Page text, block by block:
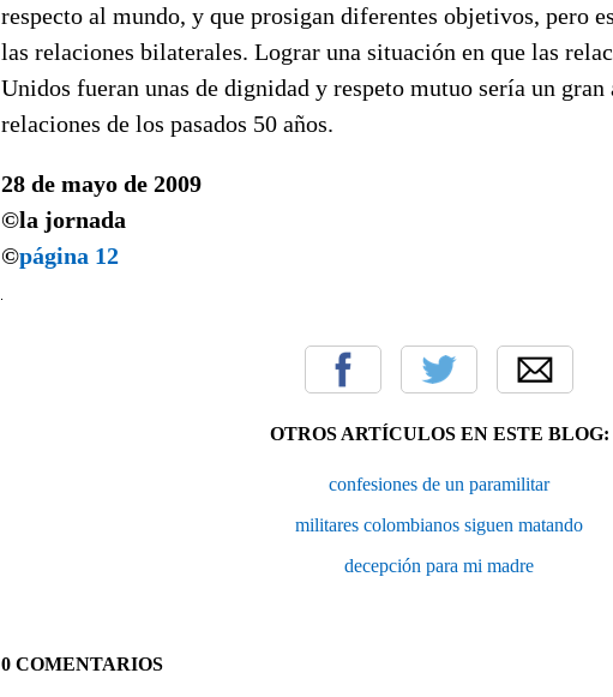
respecto al mundo, y que prosigan diferentes objetivos, pero
las relaciones bilaterales. Lograr una situación en que las
Unidos fueran unas de dignidad y respeto mutuo sería un gran
relaciones de los pasados 50 años.
28 de mayo de 2009
©la jornada
©página 12
OTROS ARTÍCULOS EN ESTE BLOG:
confesiones de un paramilitar
militares colombianos siguen matando
decepción para mi madre
0 COMENTARIOS